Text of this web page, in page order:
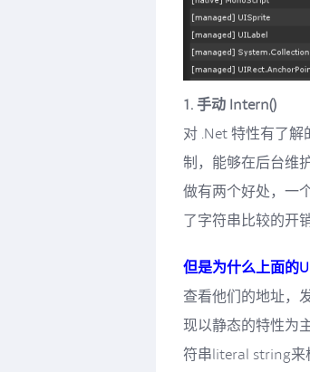
1. 手动 Intern()
对 .Net 特性有了
制，能够在后台维
做有两个好处，一
了字符串比较的开
但是为什么上面的
查看他们的地址，
现以静态的特性为
符串literal string来